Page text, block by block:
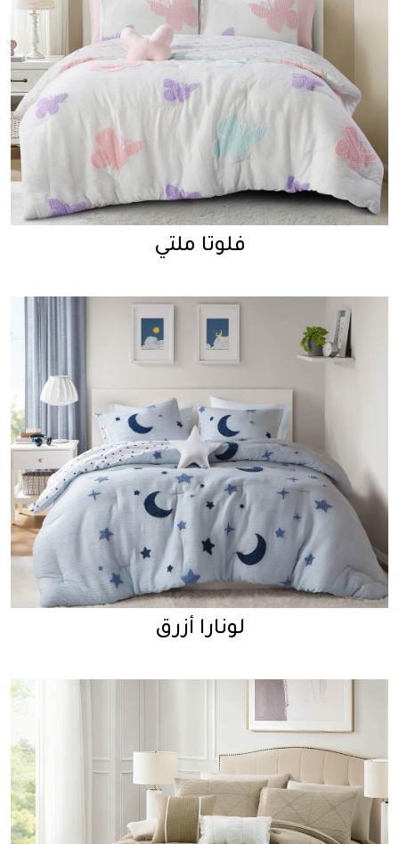
فلوتا ملتي
لونارا أزرق